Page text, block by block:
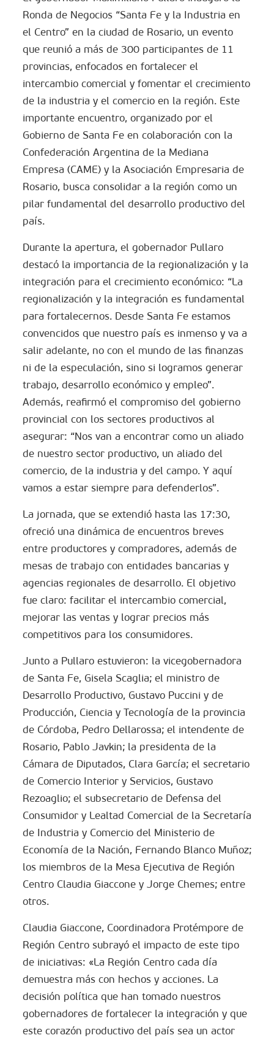
Ronda de Negocios “Santa Fe y la Industria en
el Centro” en la ciudad de Rosario, un evento
que reunió a más de 300 participantes de 11
provincias, enfocados en fortalecer el
intercambio comercial y fomentar el crecimiento
de la industria y el comercio en la región. Este
importante encuentro, organizado por el
Gobierno de Santa Fe en colaboración con la
Confederación Argentina de la Mediana
Empresa (CAME) y la Asociación Empresaria de
Rosario, busca consolidar a la región como un
pilar fundamental del desarrollo productivo del
país.
Durante la apertura, el gobernador Pullaro
destacó la importancia de la regionalización y la
integración para el crecimiento económico: “La
regionalización y la integración es fundamental
para fortalecernos. Desde Santa Fe estamos
convencidos que nuestro país es inmenso y va a
salir adelante, no con el mundo de las finanzas
ni de la especulación, sino si logramos generar
trabajo, desarrollo económico y empleo”.
Además, reafirmó el compromiso del gobierno
provincial con los sectores productivos al
asegurar: “Nos van a encontrar como un aliado
de nuestro sector productivo, un aliado del
comercio, de la industria y del campo. Y aquí
vamos a estar siempre para defenderlos”.
La jornada, que se extendió hasta las 17:30,
ofreció una dinámica de encuentros breves
entre productores y compradores, además de
mesas de trabajo con entidades bancarias y
agencias regionales de desarrollo. El objetivo
fue claro: facilitar el intercambio comercial,
mejorar las ventas y lograr precios más
competitivos para los consumidores.
Junto a Pullaro estuvieron: la vicegobernadora
de Santa Fe, Gisela Scaglia; el ministro de
Desarrollo Productivo, Gustavo Puccini y de
Producción, Ciencia y Tecnología de la provincia
de Córdoba, Pedro Dellarossa; el intendente de
Rosario, Pablo Javkin; la presidenta de la
Cámara de Diputados, Clara García; el secretario
de Comercio Interior y Servicios, Gustavo
Rezoaglio; el subsecretario de Defensa del
Consumidor y Lealtad Comercial de la Secretaría
de Industria y Comercio del Ministerio de
Economía de la Nación, Fernando Blanco Muñoz;
los miembros de la Mesa Ejecutiva de Región
Centro Claudia Giaccone y Jorge Chemes; entre
otros.
Claudia Giaccone, Coordinadora Protémpore de
Región Centro subrayó el impacto de este tipo
de iniciativas: «La Región Centro cada día
demuestra más con hechos y acciones. La
decisión política que han tomado nuestros
gobernadores de fortalecer la integración y que
este corazón productivo del país sea un actor